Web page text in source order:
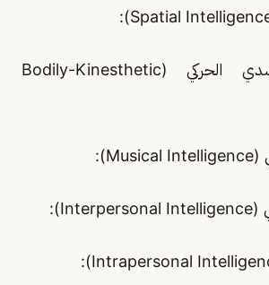
4. الذكاء الجسدي الحركي (Bodily-Kinesthetic